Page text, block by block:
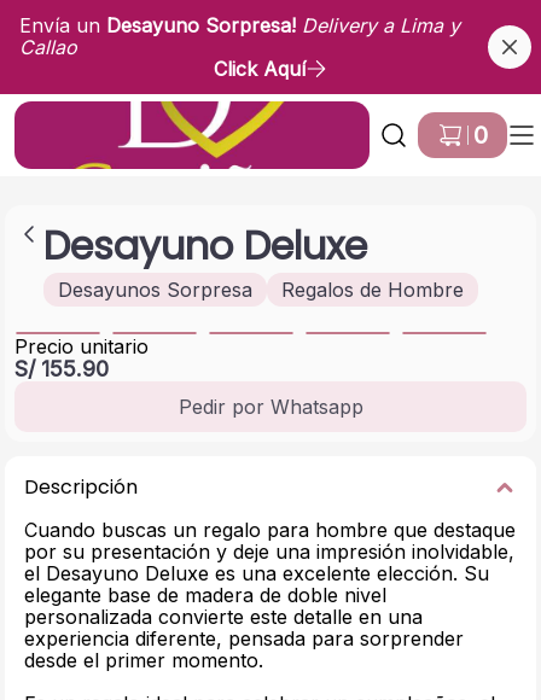
Envía un Desayuno Sorpresa! Delivery a Lima y
Callao
Click Aquí
Ir a Inicio
0
Desayuno Deluxe
Desayunos Sorpresa Regalos de Hombre
Precio unitario
S/ 155.90
Pedir por Whatsapp
Descripción
Cuando buscas un regalo para hombre que destaque
por su presentación y deje una impresión inolvidable,
el Desayuno Deluxe es una excelente elección. Su
elegante base de madera de doble nivel
personalizada convierte este detalle en una
experiencia diferente, pensada para sorprender
desde el primer momento.